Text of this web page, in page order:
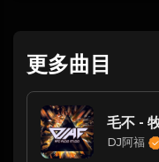
更多曲目
毛不 -
DJ阿福